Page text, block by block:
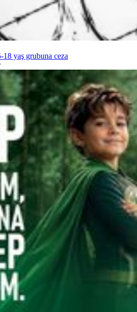
yaş grubuna ceza